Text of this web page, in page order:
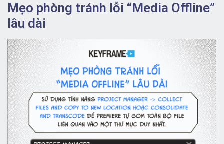
Mẹo phòng tránh lỗi “Media Offline”
lâu dài